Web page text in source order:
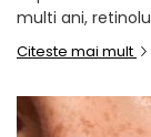
multi ani,
Citeste mai mult